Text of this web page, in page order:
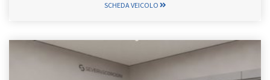
SCHEDA VEICOLO